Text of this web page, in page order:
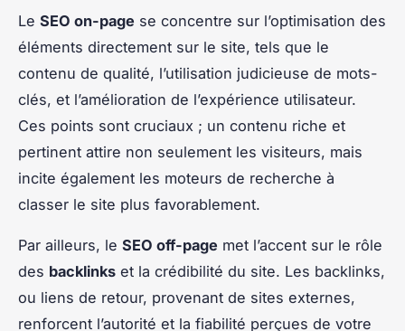
Le SEO on-page se concentre sur l’optimisation des
éléments directement sur le site, tels que le
contenu de qualité, l’utilisation judicieuse de mots-
clés, et l’amélioration de l’expérience utilisateur.
Ces points sont cruciaux ; un contenu riche et
pertinent attire non seulement les visiteurs, mais
incite également les moteurs de recherche à
classer le site plus favorablement.
Par ailleurs, le SEO off-page met l’accent sur le rôle
des backlinks et la crédibilité du site. Les backlinks,
ou liens de retour, provenant de sites externes,
renforcent l’autorité et la fiabilité perçues de votre